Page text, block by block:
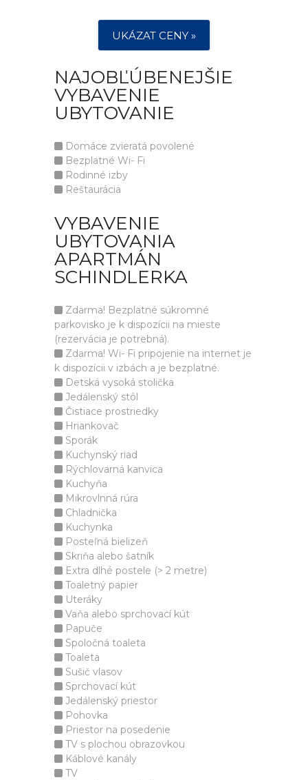
UKÁZAT CENY »
NAJOBĽÚBENEJŠIE
VYBAVENIE
UBYTOVANIE
Domáce zvieratá povolené
Bezplatné Wi- Fi
Rodinné izby
Reštaurácia
VYBAVENIE
UBYTOVANIA
APARTMÁN
SCHINDLERKA
Zdarma! Bezplatné súkromné
parkovisko je k dispozícii na mieste
(rezervácia je potrebná).
Zdarma! Wi- Fi pripojenie na internet je
k dispozícii v izbách a je bezplatné.
Detská vysoká stolička
Jedálenský stôl
Čistiace prostriedky
Hriankovač
Sporák
Kuchynský riad
Rýchlovarná kanvica
Kuchyňa
Mikrovlnná rúra
Chladnička
Kuchynka
Posteľná bielizeň
Skriňa alebo šatník
Extra dlhé postele (> 2 metre)
Toaletný papier
Uteráky
Vaňa alebo sprchovací kút
Papuče
Spoločná toaleta
Toaleta
Sušič vlasov
Sprchovací kút
Jedálenský priestor
Pohovka
Priestor na posedenie
TV s plochou obrazovkou
Káblové kanály
TV